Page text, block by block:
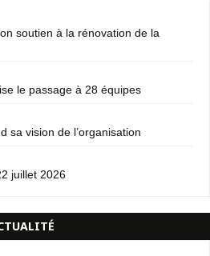
soutien à la rénovation de la
le passage à 28 équipes
sa vision de l’organisation
juillet 2026